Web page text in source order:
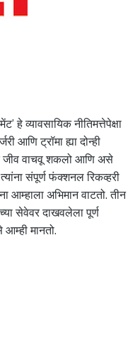
हे व्यावसायिक नीतिमत्तेपेक्षा
आणि ट्रॉमा ह्या दोन्ही
जीव वाचवू शकलो आणि असे
संपूर्ण फंक्शनल रिकव्हरी
अभिमान वाटतो. तीन
सेवेवर दाखवलेला पूर्ण
मानतो.